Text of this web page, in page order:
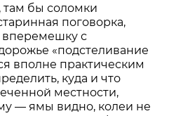
там бы соломки
поговорка,
вперемешку с
«подстеливание
вполне практическим
куда и что
местности,
— ямы видно, колеи не